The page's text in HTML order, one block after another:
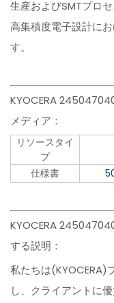
生産およびSMTプロ
高集積度電子設計に
す。
KYOCERA
メディア：
リソースタイ
プ
仕様書
KYOCERA
する説明：
私たちは
し、クライアントに